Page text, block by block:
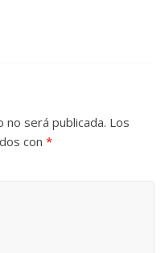
será publicada. Los
con*